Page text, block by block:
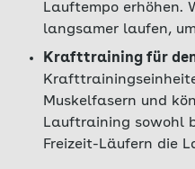
Lauftempo erhöhen.
langsamer laufen,
Krafttraining für
Muskelfasern und
Lauftraining sowohl
Freizeit-Läufern die